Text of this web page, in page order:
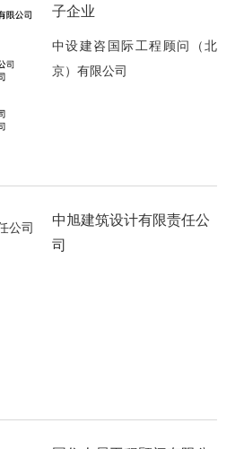
子企业
中设建咨国际工程顾问（北
京）有限公司
中旭建筑设计有限责任公
司